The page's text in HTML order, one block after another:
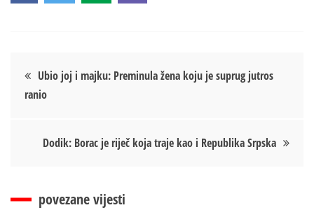
Кретање
чланка
Ubio joj i majku: Preminula žena koju je suprug jutros
ranio
Dodik: Borac je riječ koja traje kao i Republika Srpska
povezane vijesti